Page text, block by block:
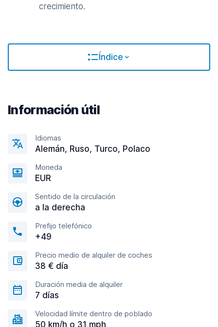
crecimiento.
Índice
Información útil
Idiomas
Alemán, Ruso, Turco, Polaco
Moneda
EUR
Sentido de la circulación
a la derecha
Prefijo telefónico
+49
Precio medio de alquiler de coches
38 € día
Duración media de alquiler
7 días
Velocidad límite dentro de poblado
50 km/h o 31 mph